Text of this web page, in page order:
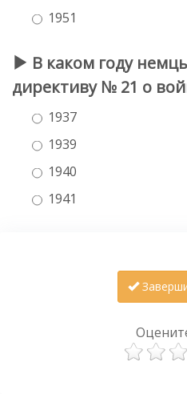
1951
В каком году
директиву № 21 о
1937
1939
1940
1941